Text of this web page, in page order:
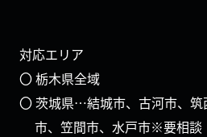
対応エリア
〇 栃木県全域
〇 茨城県…結城市、古河市、筑
市、笠間市、水戸市※要相談